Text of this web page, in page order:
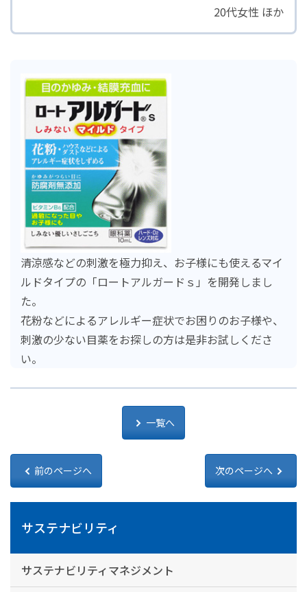
品質および安全性保証
ロートのコネクト（共創）
社会との共生
ガバナンス
Well-being（心身の健康）の実現
サステナビリティライブラリー
20代女性 ほか
清涼感などの刺激を極力抑え、お子様にも使えるマイ
ルドタイプの「ロートアルガードｓ」を開発しまし
た。
花粉などによるアレルギー症状でお困りのお子様や、
刺激の少ない目薬をお探しの方は是非お試しくださ
い。
一覧へ
前のページへ 次のページへ
サステナビリティ
サステナビリティマネジメント